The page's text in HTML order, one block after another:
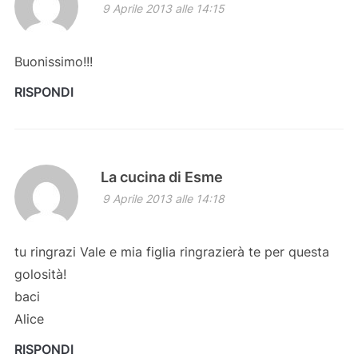
9 Aprile 2013 alle 14:15
Buonissimo!!!
RISPONDI
La cucina di Esme
9 Aprile 2013 alle 14:18
tu ringrazi Vale e mia figlia ringrazierà te per questa
golosità!
baci
Alice
RISPONDI